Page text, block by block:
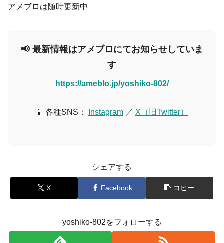
アメブロは随時更新中
📢 最新情報はアメブロにてお知らせしていま
す
https://ameblo.jp/yoshiko-802/
📱 各種SNS： Instagram ／ X（旧Twitter）
シェアする
X Facebook コピー
yoshiko-802をフォローする